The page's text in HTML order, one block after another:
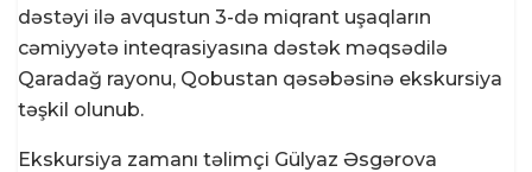
dəstəyi ilə avqustun 3-də miqrant uşaqların
cəmiyyətə inteqrasiyasına dəstək məqsədilə
Qaradağ rayonu, Qobustan qəsəbəsinə ekskursiya
təşkil olunub.
Ekskursiya zamanı təlimçi Gülyaz Əsgərova